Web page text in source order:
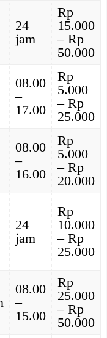
24
jam
Rp
15.000
– Rp
50.000
08.00
–
17.00
Rp
5.000
– Rp
25.000
08.00
–
16.00
Rp
5.000
– Rp
20.000
24
jam
Rp
10.000
– Rp
25.000
08.00
–
15.00
Rp
25.000
– Rp
50.000